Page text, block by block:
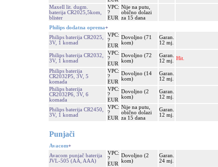
Maxell lit. dugm.
baterija CR2025,5kom,
blister
VPC:
?
EUR
Nije na putu,
obično dolazi
za 15 dana
Philips dodatna oprema+
Philips baterija CR2025,
3V, 1 komad
VPC:
?
EUR
Dovoljno (71
kom)
Garan.
12 mj.
Philips baterija CR2032,
3V, 1 komad
VPC:
?
EUR
Dovoljno (72
kom)
Garan.
12 mj.
Hit.
Philips baterija
CR2032P5, 3V, 5
komada
VPC:
?
EUR
Dovoljno (14
kom)
Garan.
12 mj.
Philips baterija
CR2032P6, 3V, 6
komada
VPC:
?
EUR
Dovoljno (2
kom)
Garan.
12 mj.
Philips baterija CR2450,
3V, 1 komad
VPC:
?
EUR
Nije na putu,
obično dolazi
za 15 dana
Garan.
12 mj.
Punjači
Avacom+
Avacom punjač baterija
JVL-505 (AA, AAA)
VPC:
?
EUR
Dovoljno (2
kom)
Garan.
24 mj.